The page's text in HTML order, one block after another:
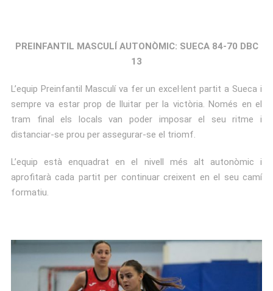
PREINFANTIL MASCULÍ AUTONÒMIC: SUECA 84-70 DBC
13
L’equip Preinfantil Masculí va fer un excel·lent partit a Sueca i
sempre va estar prop de lluitar per la victòria. Només en el
tram final els locals van poder imposar el seu ritme i
distanciar-se prou per assegurar-se el triomf.
L’equip està enquadrat en el nivell més alt autonòmic i
aprofitarà cada partit per continuar creixent en el seu camí
formatiu.